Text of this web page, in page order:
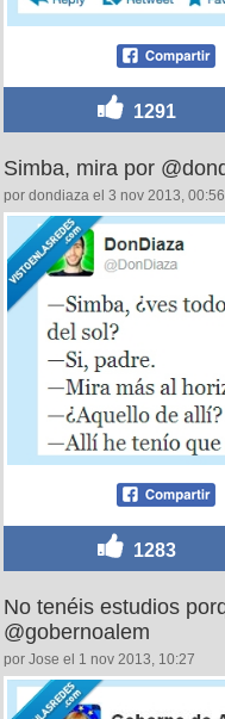
1291
Simba, mira por
por dondiaza el 3 nov 2013, 00:56
1283
No tenéis estudios
@gobernoalem
por Jose el 1 nov 2013, 10:27